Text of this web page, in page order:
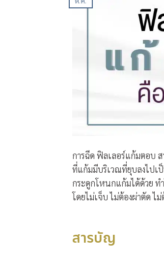
การฉีด ฟิลเลอร์แก้มตอบ
ที่แก้มมีบริเวณที่ยุบลงไปเ
กระดูกโหนกแก้มได้ด้วย ท
โดยไม่เจ็บ ไม่ต้องผ่าตัด ไ
สารบัญ